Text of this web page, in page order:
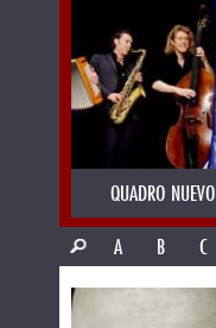
QUADRO NUEVO
A
B C